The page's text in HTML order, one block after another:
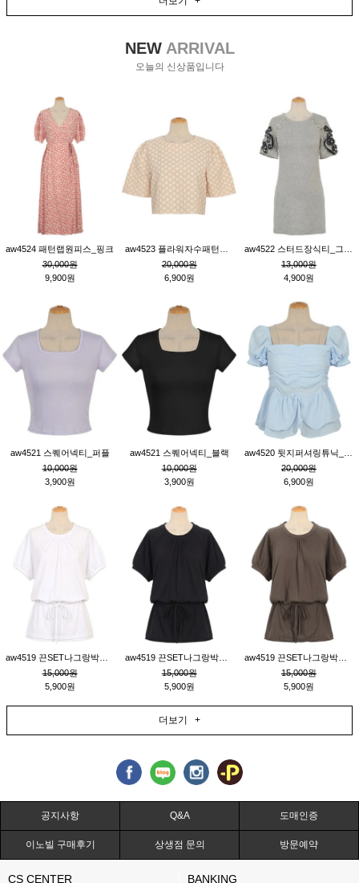
NEWARRIVAL
오늘의 신상품입니다
aw4524 패턴랩원피스_핑크
30,000원
9,900원
20,000원
6,900원
13,000원
4,900원
aw4521 스퀘어넥티_퍼플
10,000원
3,900원
aw4521 스퀘어넥티_블랙
10,000원
3,900원
20,000원
6,900원
15,000원
5,900원
15,000원
5,900원
15,000원
5,900원
더보기 +
공지사항 Q&A 도매인증
이노빌 구매후기 상생점 문의 방문예약
CS CENTER BANKING